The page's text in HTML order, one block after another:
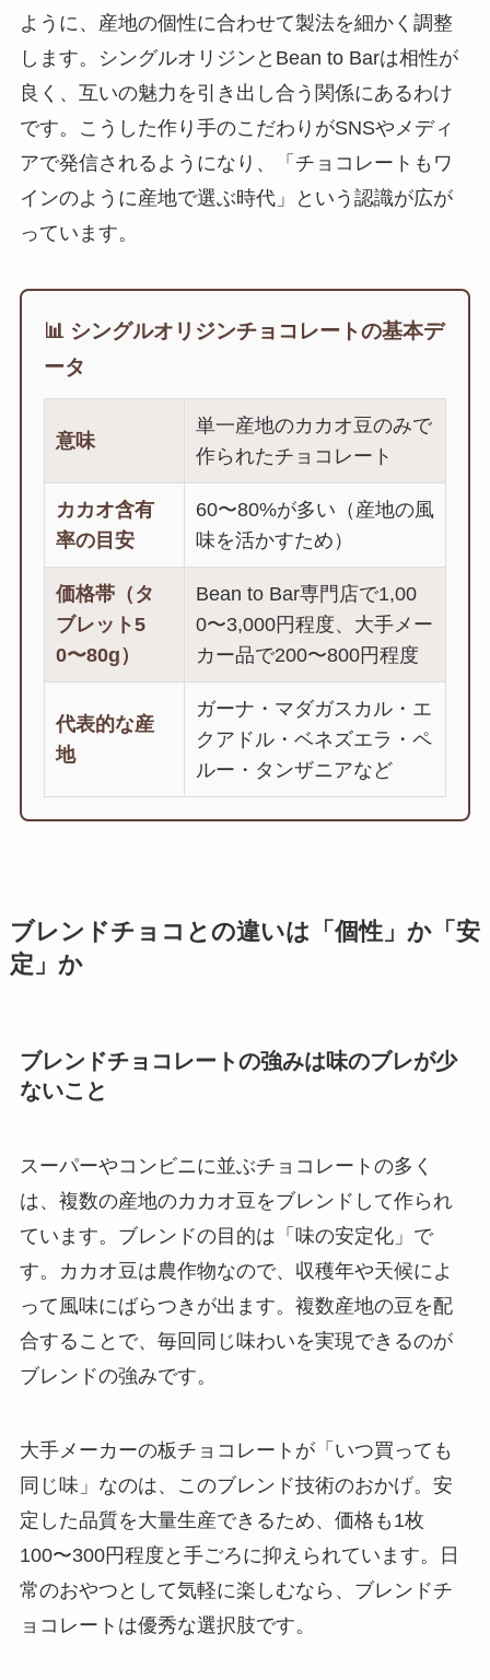
ように、産地の個性に合わせて製法を細かく調整
します。シングルオリジンとBean to Barは相性が
良く、互いの魅力を引き出し合う関係にあるわけ
です。こうした作り手のこだわりがSNSやメディ
アで発信されるようになり、「チョコレートもワ
インのように産地で選ぶ時代」という認識が広が
っています。
📊 シングルオリジンチョコレートの基本デ
ータ
意味
単一産地のカカオ豆のみで
作られたチョコレート
カカオ含有
率の目安
60〜80%が多い（産地の風
味を活かすため）
価格帯（タ
ブレット5
0〜80g）
Bean to Bar専門店で1,00
0〜3,000円程度、大手メー
カー品で200〜800円程度
代表的な産
地
ガーナ・マダガスカル・エ
クアドル・ベネズエラ・ペ
ルー・タンザニアなど
ブレンドチョコとの違いは「個性」か「安
定」か
ブレンドチョコレートの強みは味のブレが少
ないこと
スーパーやコンビニに並ぶチョコレートの多く
は、複数の産地のカカオ豆をブレンドして作られ
ています。ブレンドの目的は「味の安定化」で
す。カカオ豆は農作物なので、収穫年や天候によ
って風味にばらつきが出ます。複数産地の豆を配
合することで、毎回同じ味わいを実現できるのが
ブレンドの強みです。
大手メーカーの板チョコレートが「いつ買っても
同じ味」なのは、このブレンド技術のおかげ。安
定した品質を大量生産できるため、価格も1枚
100〜300円程度と手ごろに抑えられています。日
常のおやつとして気軽に楽しむなら、ブレンドチ
ョコレートは優秀な選択肢です。